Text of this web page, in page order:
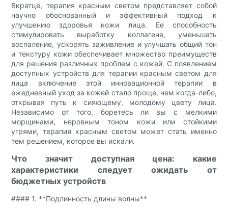
Вкратце, терапия красным светом представляет собой
научно обоснованный и эффективный подход к
улучшению здоровья кожи лица. Ее способность
стимулировать выработку коллагена, уменьшать
воспаление, ускорять заживление и улучшать общий тон
и текстуру кожи обеспечивает множество преимуществ
для решения различных проблем с кожей. С появлением
доступных устройств для терапии красным светом для
лица включение этой инновационной терапии в
ежедневный уход за кожей стало проще, чем когда-либо,
открывая путь к сияющему, молодому цвету лица.
Независимо от того, боретесь ли вы с мелкими
морщинами, неровным тоном кожи или стойкими
угрями, терапия красным светом может стать именно
тем решением, которое вы искали.
Что значит доступная цена: какие
характеристики следует ожидать от
бюджетных устройств
#### 1. **Подлинность длины волны**